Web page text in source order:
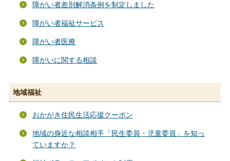
障がい者差別解消条例を制定しました
障がい者福祉サービス
障がい者医療
障がいに関する相談
地域福祉
おかがき住民生活応援クーポン
地域の身近な相談相手「民生委員・児童委員」を知っ
ていますか？